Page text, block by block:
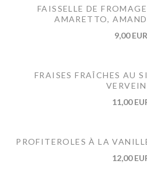
FAISSELLE DE
AMARETTO,
9,00 EUR
FRAISES FRAÎCHES AU
11,00
PROFITEROLES À LA
12,00